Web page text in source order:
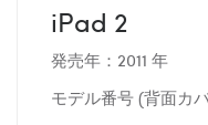
iPad 2
発売年：2011 年
モデル番号 (背面カ